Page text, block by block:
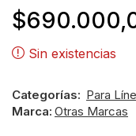
$
Sin existencias
Categorías: Para
Marca: Otras Marcas